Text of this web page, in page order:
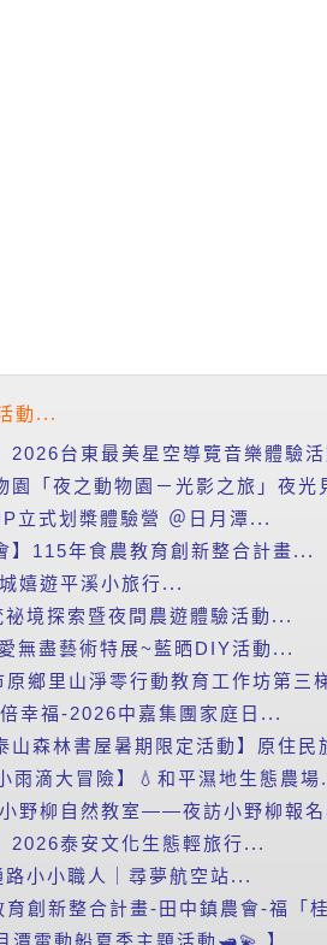
動...
2026台東最美星空導覽音樂體驗
園「夜之動物園－光影之旅」夜光
立式划槳體驗營 ＠日月潭...
】115年食農教育創新整合計畫...
嬉遊平溪小旅行...
境探索暨夜間農遊體驗活動...
無盡藝術特展~藍晒DIY活動...
原鄉里山淨零行動教育工作坊第三
幸福-2026中嘉集團家庭日...
山森林書屋暑期限定活動】原住
雨滴大冒險】💧和平濕地生態農場
野柳自然教室——夜訪小野柳報
2026泰安文化生態輕旅行...
小小職人｜尋夢航空站...
育創新整合計畫-田中鎮農會-福「
潭電動船夏季主題活動🛥️💫 】...